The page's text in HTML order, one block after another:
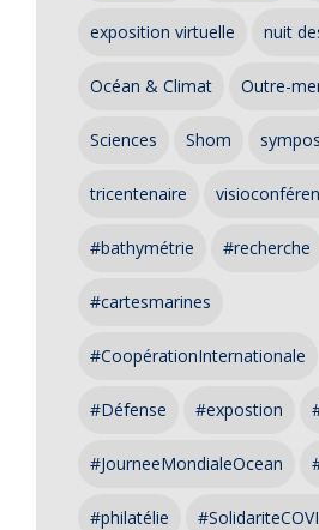
exposition virtuelle nuit
Océan & Climat Outre-
Sciences Shom
tricentenaire
#bathymétrie #recherche
#cartesmarines
#CoopérationInternationale
#Défense #expostion
#JourneeMondialeOcean
#philatélie